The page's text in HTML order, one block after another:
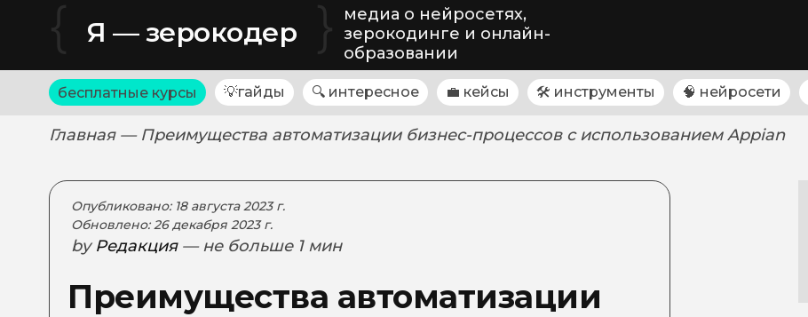
{ Я — зерокодер }
медиа о нейросетях,
зерокодинге и онлайн-
образовании
бесплатные курсы 💡гайды 🔍 интересное 💼 кейсы 🛠 инструменты 🧠 нейросети
Главная — Преимущества автоматизации бизнес-процессов с использованием Appian
Опубликовано: 18 августа 2023 г.
Обновлено: 26 декабря 2023 г.
byРедакция — не больше 1 мин
Преимущества автоматизации